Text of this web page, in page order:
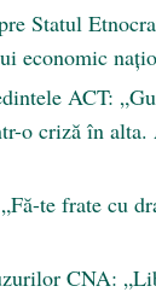
Statul
economic
ACT:
o criză în
te frate cu
CNA: